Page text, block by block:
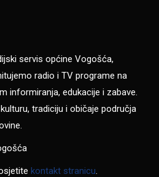
servis općine Vogošća,
radio i TV programe na
informiranja, edukacije i zabave.
tradiciju i običaje područja
kontakt stranicu